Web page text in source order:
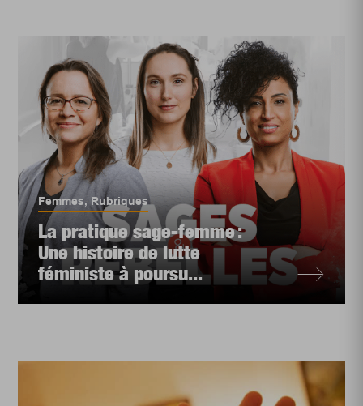
Femmes, Rubriques
La pratique sage-femme :
Une histoire de lutte
féministe à poursu...